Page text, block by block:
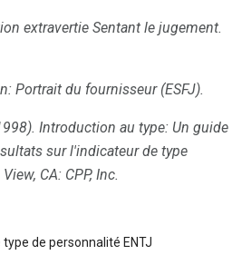
extravertie Sentant le jugement.
Portrait du fournisseur (ESFJ).
Introduction au type: Un guide
sur l'indicateur de type
CA: CPP, Inc.
type de personnalité ENTJ